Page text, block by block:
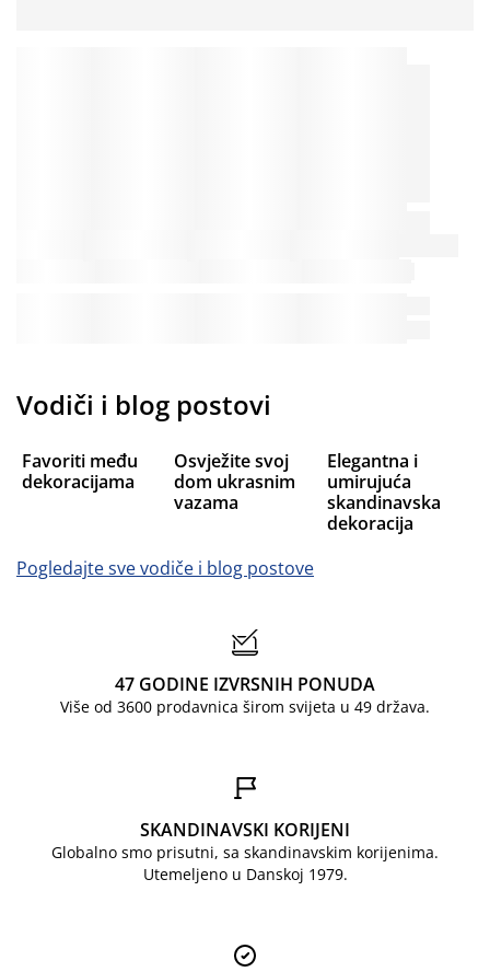
Vodiči i blog postovi
Favoriti među
dekoracijama
Osvježite svoj
dom ukrasnim
vazama
Elegantna i
umirujuća
skandinavska
dekoracija
Pogledajte sve vodiče i blog postove
47 GODINE IZVRSNIH PONUDA
Više od 3600 prodavnica širom svijeta u 49 država.
SKANDINAVSKI KORIJENI
Globalno smo prisutni, sa skandinavskim korijenima.
Utemeljeno u Danskoj 1979.